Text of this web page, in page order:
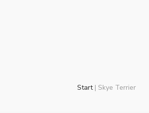
Start | Skye Terrier